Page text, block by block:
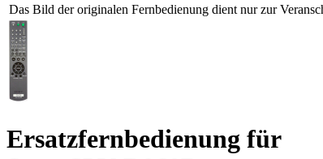
Das Bild der originalen Fernbedienung dient nur zur
Ersatzfernbedienung für